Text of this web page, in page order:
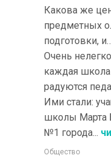
Какова же
предметных
подготовки,
Очень
каждая школа
радуются
Ими стали:
школы Марта
№1 города...
Общество